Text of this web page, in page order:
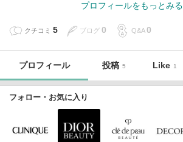
プロフィールをもっとみる
クチコミ 5 ブログ 0 Q&A 0
プロフィール 投稿 5 Like 1
フォロー・お気に入り